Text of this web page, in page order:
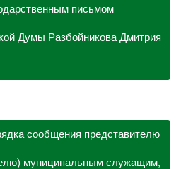
письмом
Думы Разбойникова Дмитрия
сообщения представителю
муниципальным служащим,